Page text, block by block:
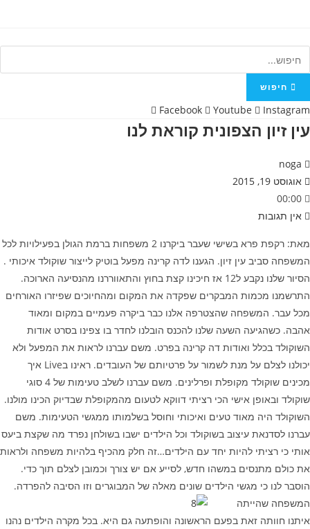
content
חיפוש
Facebook Youtube Instagram
עין זיון הצפונית קוראת לנו
noga
אוגוסט 19, 2015
00:00
אין תגובות
מאת: רקפת פרא בשישי שעבר ביקרנו 2 משפחות ברמת הגולן בפעילויות לכל
המשפחה סביב עין זיון. הגענו לדה קרינה מפעל בוטיק לייצור שוקולד איכותי .
הסיור שלנו נקבע ל12 אז חיכינו קצת בחוץ והתאווררנו מהנסיעה הארוכה.
התרשמנו מכמות המבקרים שפקדה את המקום ומהחיוכים שפיזרו האורחים
מכל עבר. המשפחה שהצטרפה אלנו כבר ביקרה פעמיים במקום ומאוד
אהבה. כשהגיעה השעה שלנו להכנס הובלנו לחדר בו צפינו בסרט אודות
השוקולד בכלל ואודות דה קרינה בפרט. משם עברנו לראות את המפעל ולא
יכולנו לצלם על מנת לשמור על פרטיותם של העובדים. ראינו בLive איך
מכינים שוקולד מקופלת ופרלינים. משם עברנו לשלב טעימות של 4 סוגי
שוקולד ובאופן אישי הכי רציתי דווקא לטעום מהמקופלת שבדיוק הכינו מולנו.
השוקולד היה מאוד טעים ואיכותי וחוסל בשלמותו ממגשי הטעימות. משם
עברנו לסדנאת עיצוב בשוקולד וכל הילדים ישבו בשולחן נפרד מה שקצת ביעס
אותי כי רציתי להיות יחד עם הילדים…זה חלק מהכיף בלהיות משפחה ולראות
את כולם מתנסים במשהו חדש, לסייע אם יש צורך וכמובן לצלם תוך כדי.
הוסבר לנו כי מגשי הילדים שונים מאלה של המבוגרים וזו הסיבה להפרדה.
המשפחה שהייתה
איתנו חוותה זאת בפעם הראשונה והופתעה גם היא. בכל מקרה הילדים נהנו